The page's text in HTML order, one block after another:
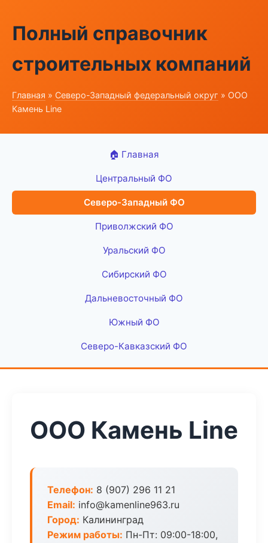
Полный справочник
строительных компаний
Главная » Северо-Западный федеральный округ » ООО
Камень Line
🏠 Главная
Центральный ФО
Северо-Западный ФО
Приволжский ФО
Уральский ФО
Сибирский ФО
Дальневосточный ФО
Южный ФО
Северо-Кавказский ФО
ООО Камень Line
Телефон: 8 (907) 296 11 21
Email: info@kamenline963.ru
Город: Калининград
Режим работы: Пн-Пт: 09:00-18:00,